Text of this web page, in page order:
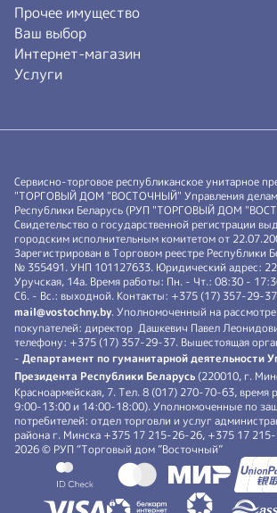
Прочее имущество
Ваш выбор
Интернет-магазин
Услуги
Сервисно-торговое республиканское унитарное
"ТОРГОВЫЙ ДОМ "ВОСТОЧНЫЙ" Управления
Республики Беларусь (РУП "ТОРГОВЫЙ ДОМ
Свидетельство о государственной регистрации
городским исполнительным комитетом от
Зарегистрирован в Торговом реестре Республики
№ 355491. УНП 101127633. Юридический адрес:
Уручская, 14а. Время работы: Пн. - Чт.: 08:30 -
Сб. - Вс.: выходной. Контакты: +375 (17) 357-29-
mail@vostochny.by. Уполномоченный на
покупателей: директор Дашкевич Павел
телефону: +375 (17) 357-29-37. Вышестоящая
- Департамент по гуманитарной деятельности
Президента Республики Беларусь (220010, г.
Красноармейская, 7. Тел. 8 (017) 270-70-63, время
9:00-13:00 и 14:00-18:00). Уполномоченные по
потребителей: отдел торговли и услуг
района г. Минска +375 17 215-26-26, +375 17
2026 © РУП “Торговый дом ”Восточный”